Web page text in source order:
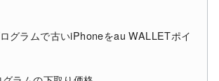
グラムで古いiPhoneをau WALLETポイ